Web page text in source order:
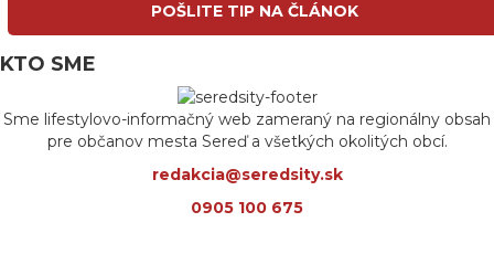
POŠLITE TIP NA ČLÁNOK
KTO SME
Sme lifestylovo-informačný web zameraný na regionálny obsah
pre občanov mesta Sereď a všetkých okolitých obcí.
redakcia@seredsity.sk
0905 100 675